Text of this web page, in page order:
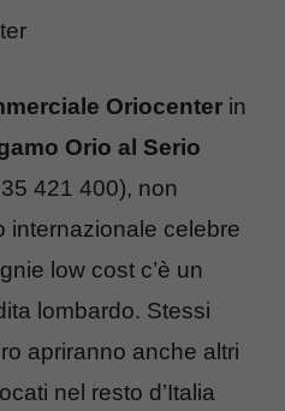
Oriocenter in
Orio al Serio
421 400), non
internazionale celebre
low cost c’è un
lombardo. Stessi
apriranno anche altri
nel resto d’Italia